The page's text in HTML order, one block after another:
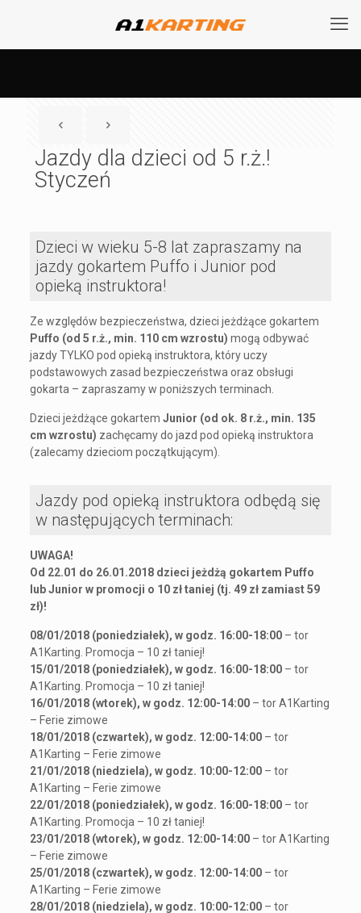
Jazdy dla dzieci od 5 r.ż.!
Styczeń
Dzieci w wieku 5-8 lat zapraszamy na
jazdy gokartem Puffo i Junior pod
opieką instruktora!
Ze względów bezpieczeństwa, dzieci jeżdżące gokartem
Puffo (od 5 r.ż., min. 110 cm wzrostu) mogą odbywać
jazdy TYLKO pod opieką instruktora, który uczy
podstawowych zasad bezpieczeństwa oraz obsługi
gokarta – zapraszamy w poniższych terminach.
Dzieci jeżdżące gokartem Junior (od ok. 8 r.ż., min. 135
cm wzrostu) zachęcamy do jazd pod opieką instruktora
(zalecamy dzieciom początkującym).
Jazdy pod opieką instruktora odbędą się
w następujących terminach:
UWAGA!
Od 22.01 do 26.01.2018 dzieci jeżdżą gokartem Puffo
lub Junior w promocji o 10 zł taniej (tj. 49 zł zamiast 59
zł)!
08/01/2018 (poniedziałek), w godz. 16:00-18:00– tor
A1Karting. Promocja – 10 zł taniej!
15/01/2018 (poniedziałek), w godz. 16:00-18:00– tor
A1Karting. Promocja – 10 zł taniej!
16/01/2018 (wtorek), w godz. 12:00-14:00– tor A1Karting
– Ferie zimowe
18/01/2018 (czwartek), w godz. 12:00-14:00– tor
A1Karting – Ferie zimowe
21/01/2018 (niedziela), w godz. 10:00-12:00– tor
A1Karting – Ferie zimowe
22/01/2018 (poniedziałek), w godz. 16:00-18:00– tor
A1Karting. Promocja – 10 zł taniej!
23/01/2018 (wtorek), w godz. 12:00-14:00– tor A1Karting
– Ferie zimowe
25/01/2018 (czwartek), w godz. 12:00-14:00– tor
A1Karting – Ferie zimowe
28/01/2018 (niedziela), w godz. 10:00-12:00– tor